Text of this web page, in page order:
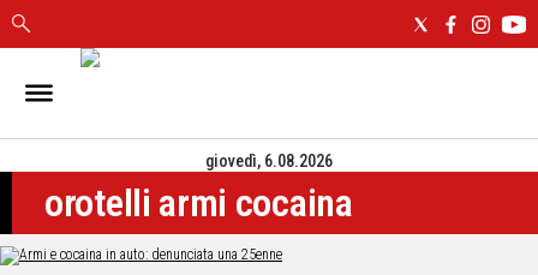
IN
CAGLIARI
SASSARI
NUORO
ORISTANO
giovedì, 6.08.2026
orotelli armi cocaina